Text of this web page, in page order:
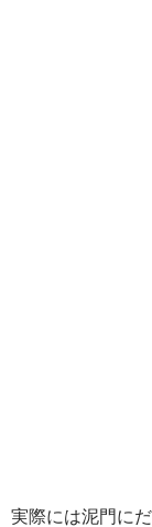
実際には泥門に